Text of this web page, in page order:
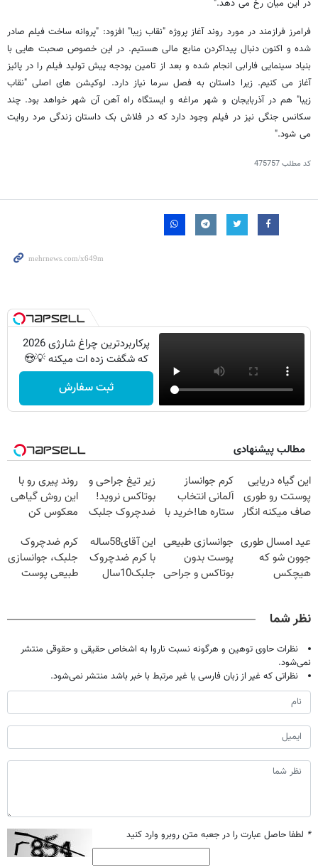
در این میان رخ می دهد."
فرامرز فرازمند در مورد روند آغاز پروژه "نقاب زیبا" افزود: "پروانه ساخت فیلم صادر
شده و اکنون دنبال پیداکردن منابع مالی هستیم. در این خصوص صحبت هایی با
بنیاد سینمایی فارابی انجام شده و بعد از تامین بودجه پیش تولید فیلم را در پائیز
آغاز می کنیم. زیرا داستان به فصل سرما نیاز دارد. لوکیشن های اصلی "نقاب
زیبا" هم در آذربایجان و شهر مراغه و ایستگاه راه آهن آن شهر خواهد بود. چند
سکانس جنگی نیز در فیلم وجود دارد که در فلاش بک داستان زندگی مرد روایت
می شود."
کد مطلب475757
پرکاربردترین چراغ شارژی 2026
که شگفت زده ات میکنه 💡😍
ثبت سفارش
مطالب پیشنهادی
این گیاه دریایی
پوستت رو طوری
صاف میکنه انگار
شدی🔥
کرم جوانساز
آلمانی انتخاب
ستاره ها!خرید با
زیر تیغ جراحی و
بوتاکس نروید!
ضدچروک جلبک
روند پیری رو با
این روش گیاهی
معکوس کن
عید امسال طوری
جوون شو که
هیچکس
جوانسازی طبیعی
پوست بدون
بوتاکس و جراحی
این آقای58ساله
با کرم ضدچروک
جلبک10سال
تخفیف)
کرم ضدچروک
جلبک، جوانسازی
طبیعی پوست
نظر شما
نظرات حاوی توهین و هرگونه نسبت ناروا به اشخاص حقیقی و حقوقی منتشر
نمی‌شود.
نظراتی که غیر از زبان فارسی یا غیر مرتبط با خبر باشد منتشر نمی‌شود.
* لطفا حاصل عبارت را در جعبه متن روبرو وارد کنید